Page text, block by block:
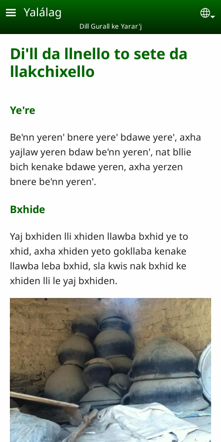
Pasar al contenido principal
Yalálag
Dill Gurall ke Yarar'j
Di'll da llnello to sete da
llakchixello
Ye're
Be'nn yeren' bnere yere' bdawe yere', axha
yajlaw yeren bdaw be'nn yeren', nat bllie
bich kenake bdawe yeren, axha yerzen
bnere be'nn yeren'.
Bxhide
Yaj bxhiden lli xhiden llawba bxhid ye to
xhid, axha xhiden yeto gokllaba kenake
llawba leba bxhid, sla kwis nak bxhid ke
xhiden lli le yaj bxhiden.